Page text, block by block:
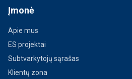
Įmonė
Apie mus
ES projektai
Subtvarkytojų sąrašas
Klientų zona